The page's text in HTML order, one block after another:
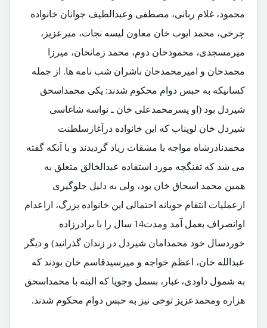
محمود، غلام ربانی، مصطفی وعبدالطیف جوانان خانواده
چرخی، محمد ایوب خان معاون لیسه نجات، میرعزیز،
میرمسجدی، محمودخان دوم، محمد زمانخان، میرزا
محمدخان و امیرمحمدخان ناشران شب نامه ها. از جمله
کسانیکه به حبس دوام محکوم شدند: یکی محمداسحق
شیردل بود (او پسرمحمدعلی خان ـ نواسه شاغاسی
شیردل خان لویناب که این خانواده درآغازسلطنت
محمدنادرشاه مواجه با مشقات زیاد گردیدند و با آنکه گفته
می شد که تفنگچه مورد استفاده عبدالخالق متعلق به
همین محمد اسحاق خان بود، ولی به دلیل جلوگیری
ازعملیات انتقام جویانه احتمالی این خانواده بزرگ، ازاعدام
اوانصراف بعمل آمد ومدت14 سال را با برادرزاده
خوردسال خود محمدامان شیردل در زندان گذرانید) و دیگر
عبدالله خان، اعظم خواجه و میرسیدقاسم خان بودند که
به شمول داودی، غبار، بسمل وجویا که البته با محمداسحق
هزاره ومحمدعزیز توخی نیز به حبس دوام محکوم شدند.